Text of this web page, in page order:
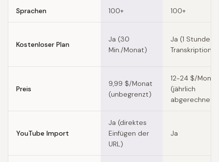
Sprachen 100+ 100+
Kostenloser Plan
Ja (30
Min./Monat)
Ja (1 Stunde
Transkription)
Preis
9,99 $/Monat
(unbegrenzt)
12-24 $/Monat
(jährlich
abgerechnet)
YouTube Import
Ja (direktes
Einfügen der
URL)
Ja